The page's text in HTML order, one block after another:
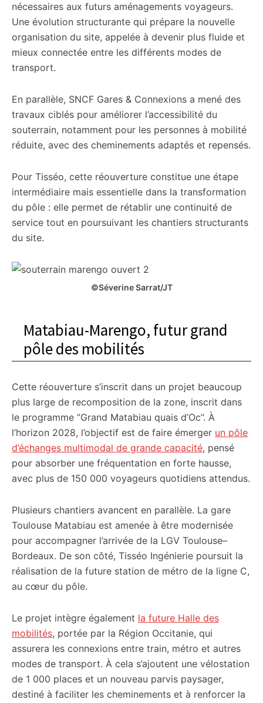
nécessaires aux futurs aménagements voyageurs.
Une évolution structurante qui prépare la nouvelle
organisation du site, appelée à devenir plus fluide et
mieux connectée entre les différents modes de
transport.
En parallèle, SNCF Gares & Connexions a mené des
travaux ciblés pour améliorer l’accessibilité du
souterrain, notamment pour les personnes à mobilité
réduite, avec des cheminements adaptés et repensés.
Pour Tisséo, cette réouverture constitue une étape
intermédiaire mais essentielle dans la transformation
du pôle : elle permet de rétablir une continuité de
service tout en poursuivant les chantiers structurants
du site.
©Séverine Sarrat/JT
Matabiau-Marengo, futur grand
pôle des mobilités
Cette réouverture s’inscrit dans un projet beaucoup
plus large de recomposition de la zone, inscrit dans
le programme ‘’Grand Matabiau quais d’Oc’’. À
l’horizon 2028, l’objectif est de faire émerger un pôle
d’échanges multimodal de grande capacité, pensé
pour absorber une fréquentation en forte hausse,
avec plus de 150 000 voyageurs quotidiens attendus.
Plusieurs chantiers avancent en parallèle. La gare
Toulouse Matabiau est amenée à être modernisée
pour accompagner l’arrivée de la LGV Toulouse–
Bordeaux. De son côté, Tisséo Ingénierie poursuit la
réalisation de la future station de métro de la ligne C,
au cœur du pôle.
Le projet intègre également la future Halle des
mobilités, portée par la Région Occitanie, qui
assurera les connexions entre train, métro et autres
modes de transport. À cela s’ajoutent une vélostation
de 1 000 places et un nouveau parvis paysager,
destiné à faciliter les cheminements et à renforcer la